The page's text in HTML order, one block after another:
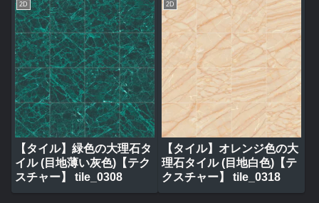
2D
【タイル】緑色の大理石タ
イル (目地薄い灰色)【テク
スチャー】 tile_0308
2D
【タイル】オレンジ色の大
理石タイル (目地白色)【テ
クスチャー】 tile_0318